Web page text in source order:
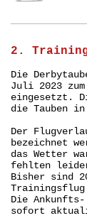
2.
Die
Juli 2023
eingesetzt.
die Tauben
Der
bezeichnet
das Wetter
fehlten leider
Bisher sind
Die
sofort